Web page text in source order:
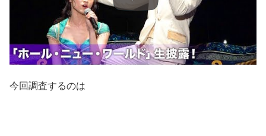
今回調査するのは